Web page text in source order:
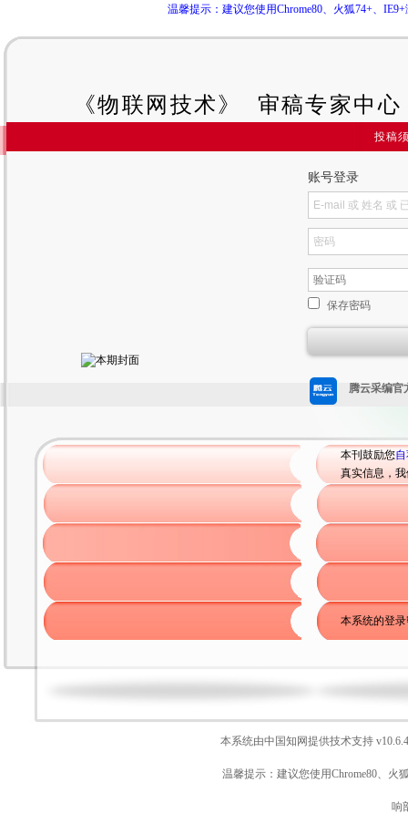
温馨提示：建议您使用Chrome80、火狐74+、
《物联网技术》 审稿专家中心
投稿
账号登录
保存密码
腾云采编官
本刊鼓励您
真实信息，
本系统的登
本系统由中国知网提供技术支持
温馨提示：建议您使用Chrome80、火
响